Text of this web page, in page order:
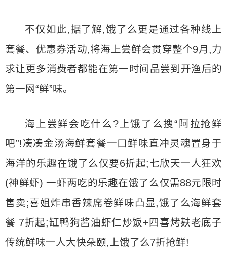
不仅如此,据了解,饿了么更是通过各种线上
套餐、优惠券活动,将海上尝鲜会贯穿整个9月,力
求让更多消费者都能在第一时间品尝到开渔后的
第一网“鲜”味。
海上尝鲜会吃什么?上饿了么搜“阿拉抢鲜
吧”!凑凑金汤海鲜套餐一口鲜味直冲灵魂置身于
海洋的乐趣在饿了么仅要6折起;七欣天一人狂欢
(神鲜虾) 一虾两吃的乐趣在饿了么仅需88元限时
售卖;喜姐炸串香辣席卷鲜味凸显,饿了么海鲜套
餐 7折起;缸鸭狗酱油虾仁炒饭+四喜烤麸老底子
传统鲜味一人大快朵颐,上饿了么7折抢鲜!